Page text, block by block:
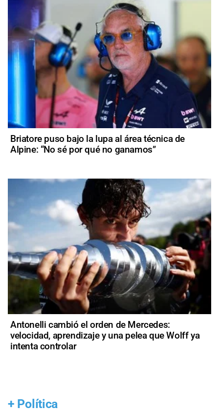
Briatore puso bajo la lupa al área técnica de
Alpine: “No sé por qué no ganamos”
Antonelli cambió el orden de Mercedes:
velocidad, aprendizaje y una pelea que Wolff ya
intenta controlar
+ Política